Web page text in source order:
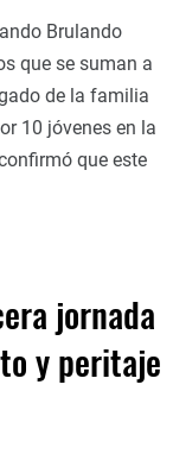
Brulando
que se suman a
de la familia
10 jóvenes en la
que este
jornada
y peritaje